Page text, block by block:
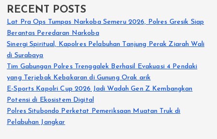
RECENT POSTS
Lat Pra Ops Tumpas Narkoba Semeru 2026, Polres Gresik Siap
Berantas Peredaran Narkoba
Sinergi Spiritual, Kapolres Pelabuhan Tanjung Perak Ziarah Wali
di Surabaya
Tim Gabungan Polres Trenggalek Berhasil Evakuasi 4 Pendaki
yang Terjebak Kebakaran di Gunung Orak arik
E-Sports Kapolri Cup 2026 Jadi Wadah Gen Z Kembangkan
Potensi di Ekosistem Digital
Polres Situbondo Perketat Pemeriksaan Muatan Truk di
Pelabuhan Jangkar